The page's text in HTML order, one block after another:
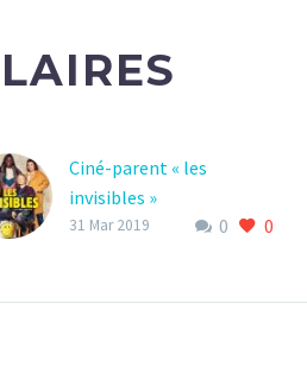
Ciné-parent « les
invisibles »
0
0 0
31 Mar 2019